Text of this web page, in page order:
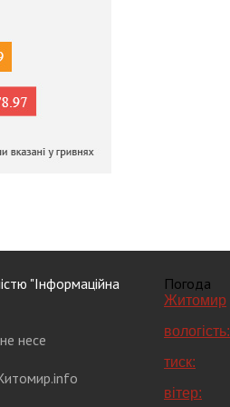
"Інформаційна
несе
Погода
Житомир
вологість:
тиск:
вітер: